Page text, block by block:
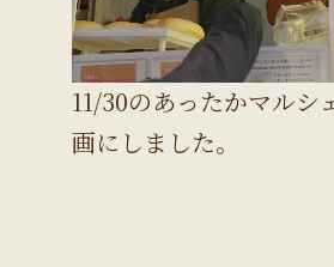
11/30のあったかマルシ
画にしました。